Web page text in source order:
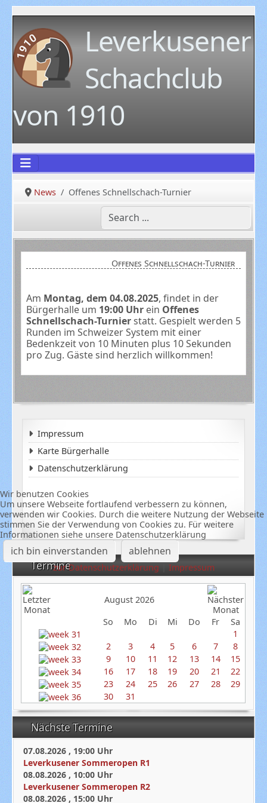
Leverkusener
Schachclub
von 1910
News Offenes Schnellschach-Turnier
Termine
August 2026
So
Mo Di Mi Do Fr
Sa
1
2
3 4 5 6 7
8
9
10 11 12 13 14
15
16
17 18 19 20 21
22
23
24 25 26 27 28
29
30
31
Nächste Termine
07.08.2026 , 19:00 Uhr
Leverkusener Sommeropen R1
08.08.2026 , 10:00 Uhr
Leverkusener Sommeropen R2
08.08.2026 , 15:00 Uhr
Offenes Schnellschach-Turnier
Am Montag, dem 04.08.2025, findet in der
Bürgerhalle um 19:00 Uhrein Offenes
Schnellschach-Turnierstatt. Gespielt werden 5
Runden im Schweizer System mit einer
Bedenkzeit von 10 Minuten plus 10 Sekunden
pro Zug. Gäste sind herzlich willkommen!
Impressum
Karte Bürgerhalle
Datenschutzerklärung
Wir benutzen Cookies
Um unsere Webseite fortlaufend verbessern zu können,
verwenden wir Cookies. Durch die weitere Nutzung der Webseite
stimmen Sie der Verwendung von Cookies zu. Für weitere
Informationen siehe unsere Datenschutzerklärung
ich bin einverstanden ablehnen
zur Datenschutzerklärung Impressum